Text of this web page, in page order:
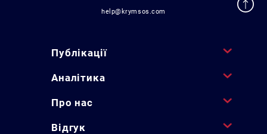
help@krymsos.com
Публікації
Аналітика
Про нас
Відгук